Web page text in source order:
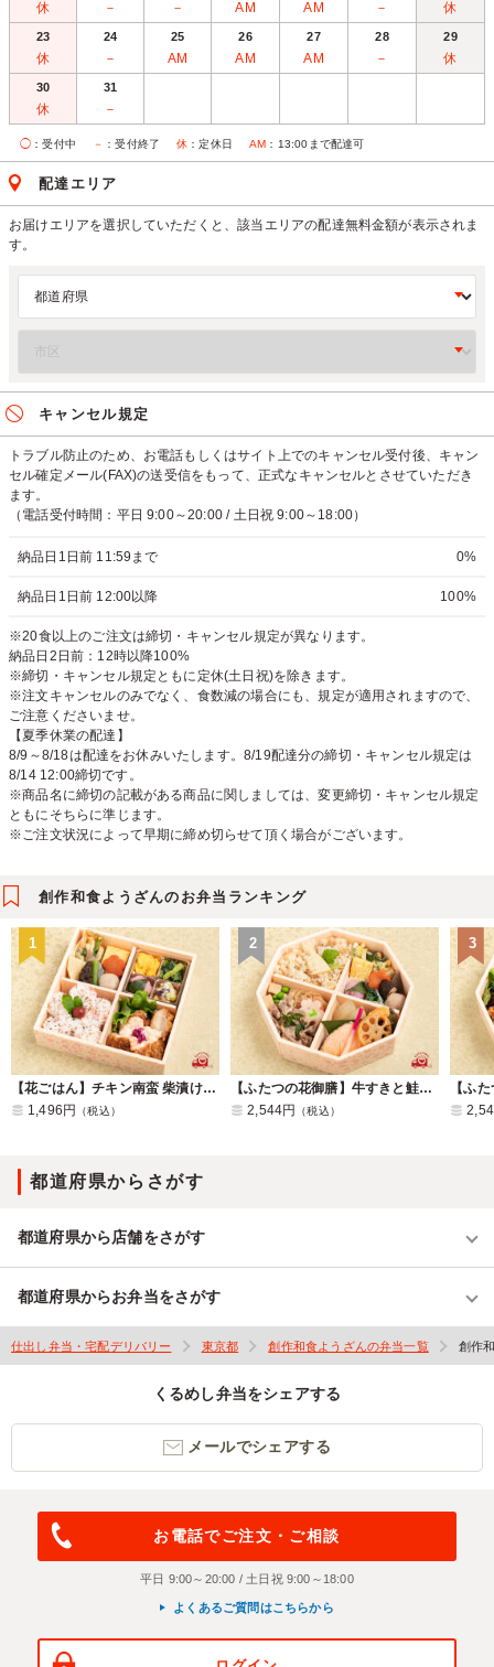
休 － － AM AM － 休
23
休
24
－
25
AM
26
AM
27
AM
28
－
29
休
30
休
31
－
◯ ：受付中 － ：受付終了 休 ：定休日 AM ：13:00まで配達可
配達エリア
お届けエリアを選択していただくと、該当エリアの配達無料金額が表示されま
す。
キャンセル規定
トラブル防止のため、お電話もしくはサイト上でのキャンセル受付後、キャン
セル確定メール(FAX)の送受信をもって、正式なキャンセルとさせていただき
ます。
（電話受付時間：平日 9:00～20:00 / 土日祝 9:00～18:00）
納品日1日前 11:59まで 0%
納品日1日前 12:00以降 100%
※20食以上のご注文は締切・キャンセル規定が異なります。
納品日2日前：12時以降100%
※締切・キャンセル規定ともに定休(土日祝)を除きます。
※注文キャンセルのみでなく、食数減の場合にも、規定が適用されますので、
ご注意くださいませ。
【夏季休業の配達】
8/9～8/18は配達をお休みいたします。8/19配達分の締切・キャンセル規定は
8/14 12:00締切です。
※商品名に締切の記載がある商品に関しましては、変更締切・キャンセル規定
ともにそちらに準じます。
※ご注文状況によって早期に締め切らせて頂く場合がございます。
創作和食ようざんのお弁当ランキング
1
【花ごはん】チキン南蛮 柴漬けタルタルソース
1,496円
（税込）
2
【ふたつの花御膳】牛すきと鮭塩こうじ焼き
2,544円
（税込）
3
都道府県からさがす
都道府県から店舗をさがす
都道府県からお弁当をさがす
仕出し弁当・宅配デリバリー 東京都 創作和食ようざんの弁当一覧 創作
くるめし弁当をシェアする
メールでシェアする
お電話でご注文・ご相談
平日 9:00～20:00 / 土日祝 9:00～18:00
よくあるご質問はこちらから